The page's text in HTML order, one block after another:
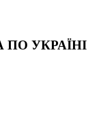
ПО УКРАЇНІ